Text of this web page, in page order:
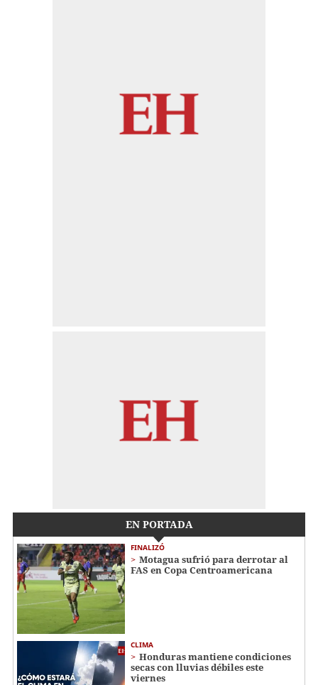
EN PORTADA
FINALIZÓ
Motagua sufrió para derrotar al
FAS en Copa Centroamericana
CLIMA
Honduras mantiene condiciones
secas con lluvias débiles este
viernes